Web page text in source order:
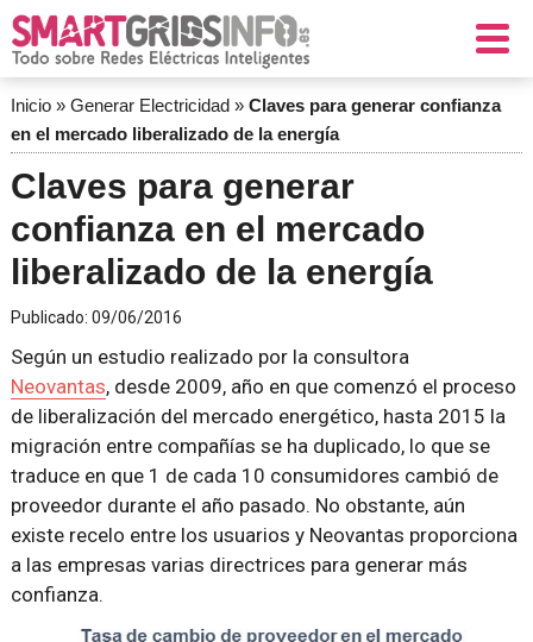
Inicio» Generar Electricidad» Claves para generar confianza
en el mercado liberalizado de la energía
Claves para generar
confianza en el mercado
liberalizado de la energía
Publicado: 09/06/2016
Según un estudio realizado por la consultora
Neovantas, desde 2009, año en que comenzó el proceso
de liberalización del mercado energético, hasta 2015 la
migración entre compañías se ha duplicado, lo que se
traduce en que 1 de cada 10 consumidores cambió de
proveedor durante el año pasado. No obstante, aún
existe recelo entre los usuarios y Neovantas proporciona
a las empresas varias directrices para generar más
confianza.